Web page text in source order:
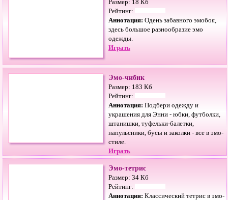
Размер: 18 Кб
Рейтинг:
Аннотация: Одень забавного эмобоя,
здесь большое разнообразие эмо
одежды.
Играть
Эмо-чибик
Размер: 183 Кб
Рейтинг:
Аннотация: Подбери одежду и
украшения для Энни - юбки, футболки,
штанишки, туфельки-балетки,
напульсники, бусы и заколки - все в эмо-
стиле.
Играть
Эмо-тетрис
Размер: 34 Кб
Рейтинг:
Аннотация: Классический тетрис в эмо-